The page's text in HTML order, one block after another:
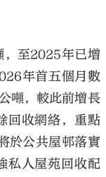
，至2025年已增
年首五個月數
噸，較此前增長
回收網絡，重點
於公共屋邨落實
私人屋苑回收配